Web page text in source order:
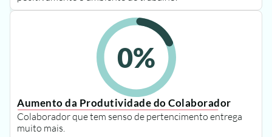
0%
Aumento da Produtividade do Colaborador
Colaborador que tem senso de pertencimento entrega
muito mais.